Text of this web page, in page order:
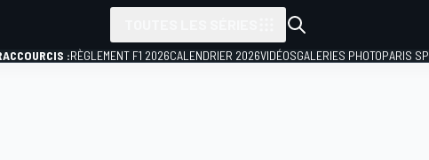
:RÈGLEMENT F1 2026CALENDRIER 2026VIDÉOSGALERIES PHOTOPARIS